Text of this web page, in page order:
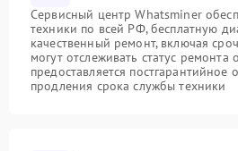
Сервисный центр Whatsminer
техники по всей РФ, бесплатную
качественный ремонт, включая
могут отслеживать статус ремонта
предоставляется постгарантийное
продления срока службы техники